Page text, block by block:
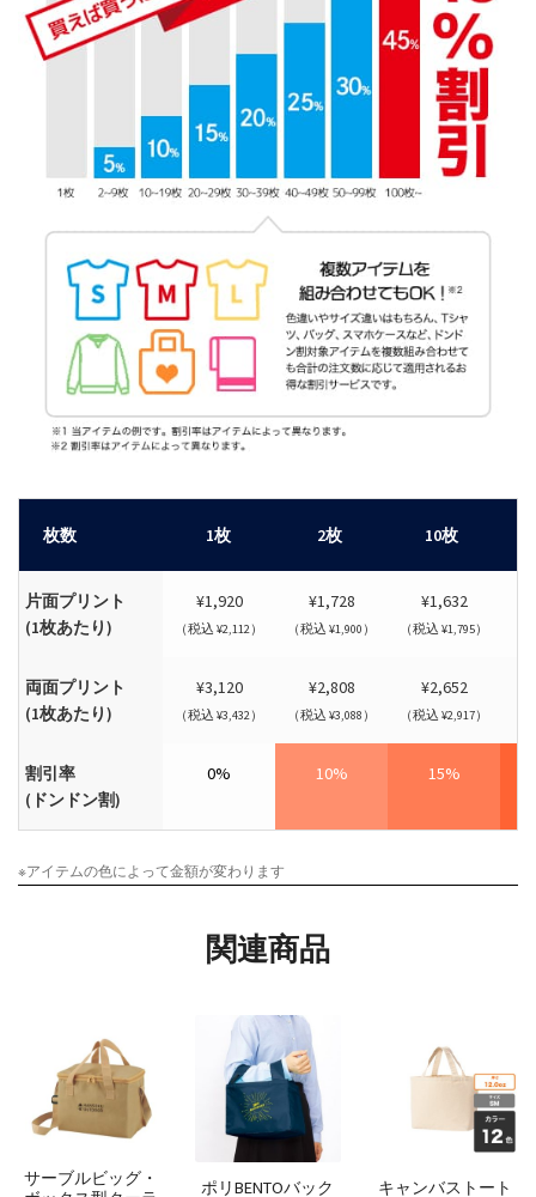
枚数 1枚 2枚 10枚
片面プリント
(1枚あたり)
¥1,920
（税込 ¥2,112）
¥1,728
（税込 ¥1,900）
¥1,632
（税込 ¥1,795）
両面プリント
(1枚あたり)
¥3,120
（税込 ¥3,432）
¥2,808
（税込 ¥3,088）
¥2,652
（税込 ¥2,917）
割引率
(ドンドン割)
0% 10% 15%
※アイテムの色によって金額が変わります
関連商品
サーブルビッグ・
ポリBENTOバック キャンバストート